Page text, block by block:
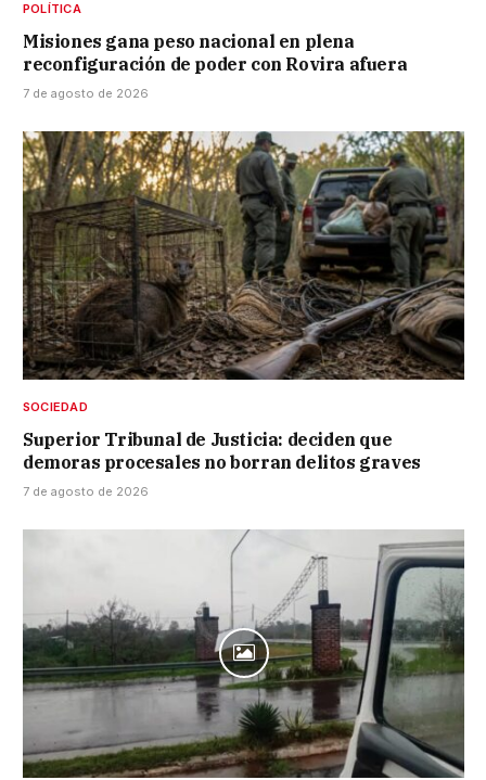
POLÍTICA
Misiones gana peso nacional en plena
reconfiguración de poder con Rovira afuera
7 de agosto de 2026
SOCIEDAD
Superior Tribunal de Justicia: deciden que
demoras procesales no borran delitos graves
7 de agosto de 2026